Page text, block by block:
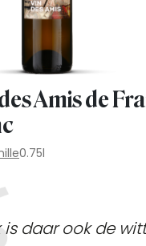
Amis de
0.75l
is daar ook de